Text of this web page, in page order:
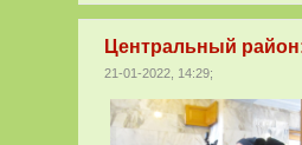
Центральный
21-01-2022, 14:29;